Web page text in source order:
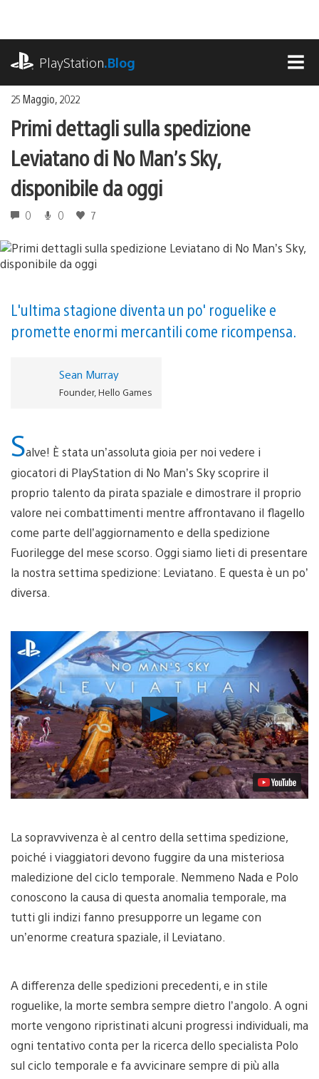
contenuto
PlayStation.Blog
25 Maggio, 2022
Primi dettagli sulla spedizione
Leviatano di No Man’s Sky,
disponibile da oggi
0 0 7
L'ultima stagione diventa un po' roguelike e
promette enormi mercantili come ricompensa.
Sean Murray
Founder, Hello Games
Salve! È stata un’assoluta gioia per noi vedere i
giocatori di PlayStation di No Man’s Sky scoprire il
proprio talento da pirata spaziale e dimostrare il proprio
valore nei combattimenti mentre affrontavano il flagello
come parte dell’aggiornamento e della spedizione
Fuorilegge del mese scorso. Oggi siamo lieti di presentare
la nostra settima spedizione: Leviatano. E questa è un po’
diversa.
Riproduci
video
La sopravvivenza è al centro della settima spedizione,
poiché i viaggiatori devono fuggire da una misteriosa
maledizione del ciclo temporale. Nemmeno Nada e Polo
conoscono la causa di questa anomalia temporale, ma
tutti gli indizi fanno presupporre un legame con
un’enorme creatura spaziale, il Leviatano.
A differenza delle spedizioni precedenti, e in stile
roguelike, la morte sembra sempre dietro l’angolo. A ogni
morte vengono ripristinati alcuni progressi individuali, ma
ogni tentativo conta per la ricerca dello specialista Polo
sul ciclo temporale e fa avvicinare sempre di più alla